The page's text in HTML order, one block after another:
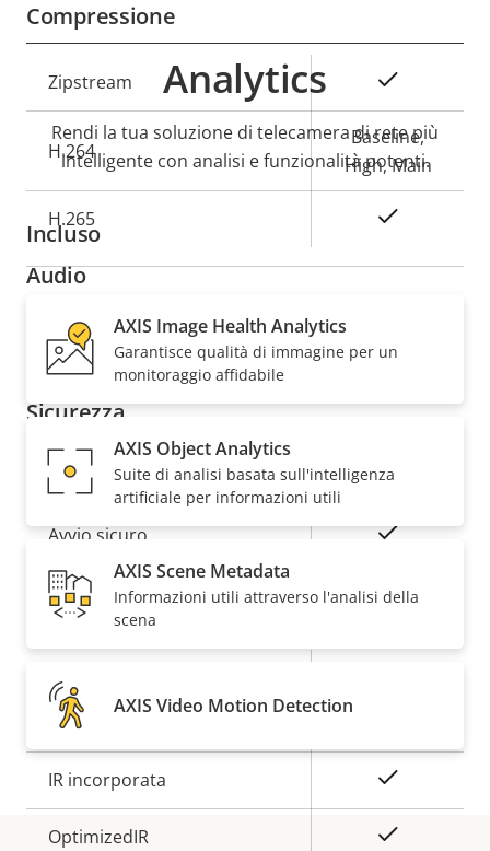
Compressione
Descrizione
della
proprietà
Valore
della
proprietà
Zipstream
H.264
Baseline,
High, Main
H.265
Audio
Descrizione
della
Valore
della
Supporto audio
Sicurezza
Descrizione
proprietà
Valore
della
proprietà
SO firmato
Avvio sicuro Sì
Generale
della
proprietà
della
Zoom remoto
IR incorporata
OptimizedIR
Analytics
Rendi la tua soluzione di telecamera di rete più
intelligente con analisi e funzionalità potenti.
Incluso
AXIS Image Health Analytics
Garantisce qualità di immagine per un
monitoraggio affidabile
AXIS Object Analytics
Suite di analisi basata sull'intelligenza
artificiale per informazioni utili
AXIS Scene Metadata
Informazioni utili attraverso l'analisi della
scena
AXIS Video Motion Detection